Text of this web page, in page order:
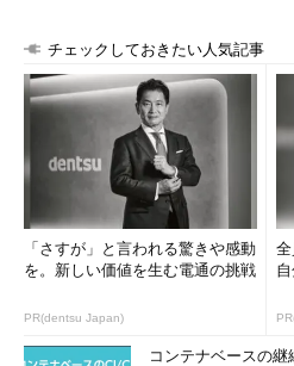
チェックしておきたい人気記事
「さすが」と言われる驚きや感動
を。新しい価値を生む電通の挑戦
PR(dentsu Japan)
全
コンテナベースの